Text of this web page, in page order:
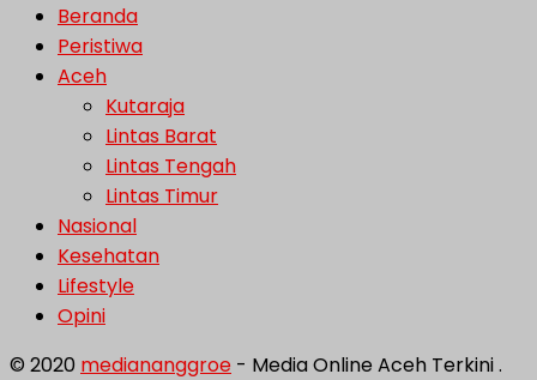
Beranda
Peristiwa
Aceh
Kutaraja
Lintas Barat
Lintas Tengah
Lintas Timur
Nasional
Kesehatan
Lifestyle
Opini
© 2020 mediananggroe - Media Online Aceh Terkini .